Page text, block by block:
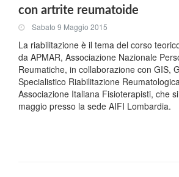
con artrite reumatoide
Sabato 9 Maggio 2015
La riabilitazione è il tema del corso
da APMAR, Associazione Nazionale
Reumatiche, in collaborazione con GIS,
Specialistico Riabilitazione
Associazione Italiana Fisioterapisti, che
maggio presso la sede AIFI Lombardia.